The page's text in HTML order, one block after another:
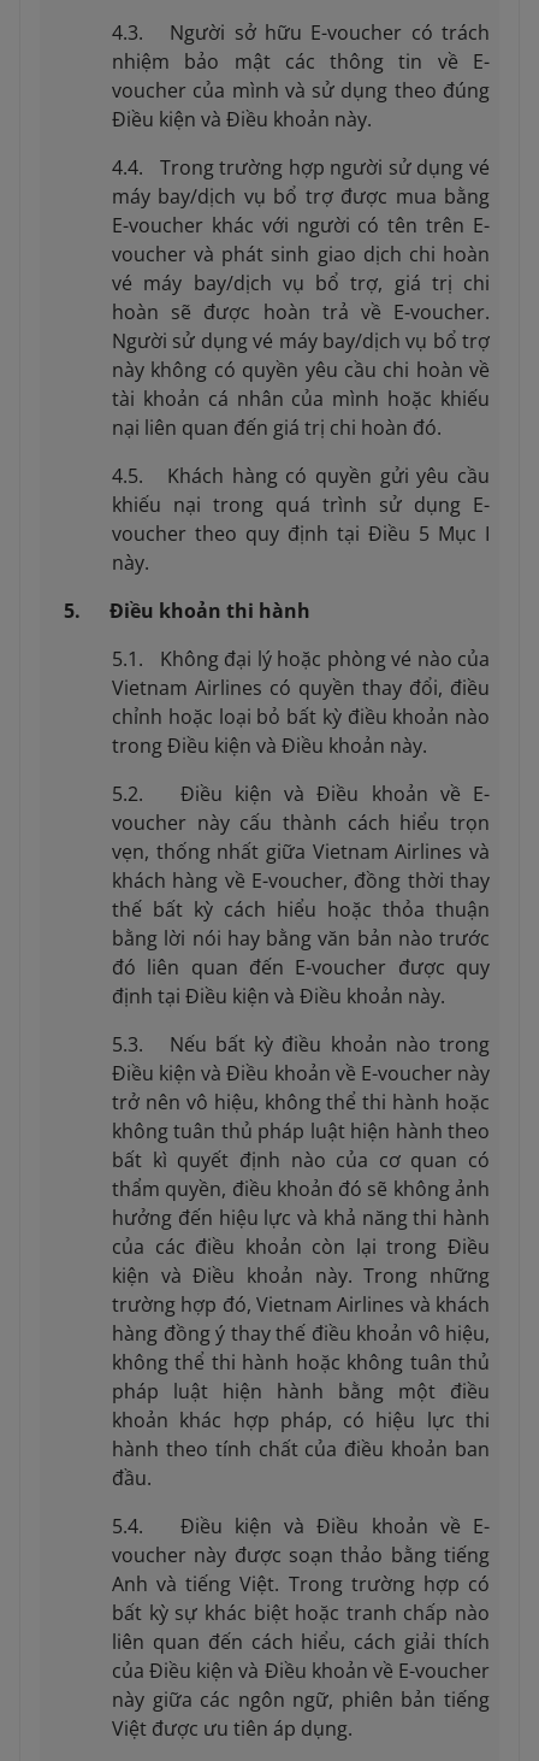
4.3. Người sở hữu E-voucher có trách
nhiệm bảo mật các thông tin về E-
voucher của mình và sử dụng theo đúng
Điều kiện và Điều khoản này.
4.4. Trong trường hợp người sử dụng vé
máy bay/dịch vụ bổ trợ được mua bằng
E-voucher khác với người có tên trên E-
voucher và phát sinh giao dịch chi hoàn
vé máy bay/dịch vụ bổ trợ, giá trị chi
hoàn sẽ được hoàn trả về E-voucher.
Người sử dụng vé máy bay/dịch vụ bổ trợ
này không có quyền yêu cầu chi hoàn về
tài khoản cá nhân của mình hoặc khiếu
nại liên quan đến giá trị chi hoàn đó.
4.5. Khách hàng có quyền gửi yêu cầu
khiếu nại trong quá trình sử dụng E-
voucher theo quy định tại Điều 5 Mục I
này.
5. Điều khoản thi hành
5.1. Không đại lý hoặc phòng vé nào của
Vietnam Airlines có quyền thay đổi, điều
chỉnh hoặc loại bỏ bất kỳ điều khoản nào
trong Điều kiện và Điều khoản này.
5.2. Điều kiện và Điều khoản về E-
voucher này cấu thành cách hiểu trọn
vẹn, thống nhất giữa Vietnam Airlines và
khách hàng về E-voucher, đồng thời thay
thế bất kỳ cách hiểu hoặc thỏa thuận
bằng lời nói hay bằng văn bản nào trước
đó liên quan đến E-voucher được quy
định tại Điều kiện và Điều khoản này.
5.3. Nếu bất kỳ điều khoản nào trong
Điều kiện và Điều khoản về E-voucher này
trở nên vô hiệu, không thể thi hành hoặc
không tuân thủ pháp luật hiện hành theo
bất kì quyết định nào của cơ quan có
thẩm quyền, điều khoản đó sẽ không ảnh
hưởng đến hiệu lực và khả năng thi hành
của các điều khoản còn lại trong Điều
kiện và Điều khoản này. Trong những
trường hợp đó, Vietnam Airlines và khách
hàng đồng ý thay thế điều khoản vô hiệu,
không thể thi hành hoặc không tuân thủ
pháp luật hiện hành bằng một điều
khoản khác hợp pháp, có hiệu lực thi
hành theo tính chất của điều khoản ban
đầu.
5.4. Điều kiện và Điều khoản về E-
voucher này được soạn thảo bằng tiếng
Anh và tiếng Việt. Trong trường hợp có
bất kỳ sự khác biệt hoặc tranh chấp nào
liên quan đến cách hiểu, cách giải thích
của Điều kiện và Điều khoản về E-voucher
này giữa các ngôn ngữ, phiên bản tiếng
Việt được ưu tiên áp dụng.